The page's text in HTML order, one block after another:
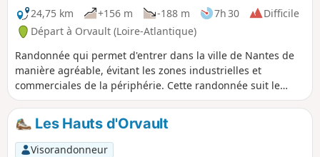
lorsque vous arriverez à l’étang du
même nom. Ensuite, la traversée du
bourg d’Orvault vous permettra
d’admirer un immense calvaire et une
belle église. Enfin, le parcours dans la
vallée du Cens vous conduira au bel
étang de la Cholière.
24,75 km
+156 m -188 m 7h 30
Difficile
Départ à Orvault (Loire-Atlantique)
Randonnée qui permet d'entrer dans la ville de Nantes de
manière agréable, évitant les zones industrielles et
commerciales de la périphérie. Cette randonnée suit le
tracé du GR®3, sauf dans le coeur de la ville.
Les Hauts d'Orvault
Visorandonneur